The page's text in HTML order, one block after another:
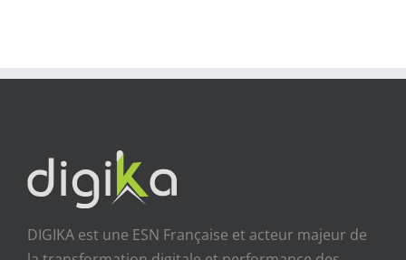
DIGIKA est une ESN Française et acteur majeur de